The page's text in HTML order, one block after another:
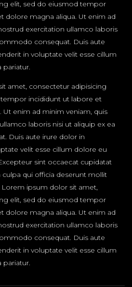
elit, sed do eiusmod tempor
dolore magna aliqua. Ut enim ad
exercitation ullamco laboris
consequat. Duis aute
in voluptate velit esse cillum
pariatur.
amet, consectetur adipisicing
incididunt ut labore et
Ut enim ad minim veniam, quis
laboris nisi ut aliquip ex ea
Duis aute irure dolor in
velit esse cillum dolore eu
sint occaecat cupidatat
qui officia deserunt mollit
ipsum dolor sit amet,
elit, sed do eiusmod tempor
dolore magna aliqua. Ut enim ad
exercitation ullamco laboris
consequat. Duis aute
in voluptate velit esse cillum
pariatur.